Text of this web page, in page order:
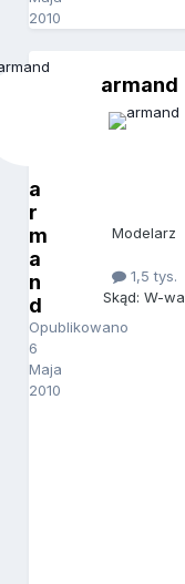
2010
a
r
m
a
n
d
Opublikowano
6
Maja
2010
armand
Modelarz
1,5 tys.
Skąd: W-wa